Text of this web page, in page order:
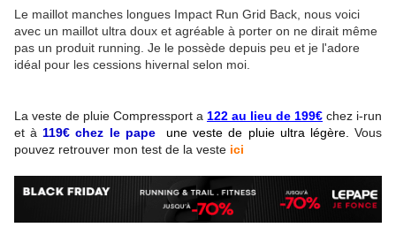
Le maillot manches longues Impact Run Grid Back, nous voici
avec un maillot ultra doux et agréable à porter on ne dirait même
pas un produit running. Je le possède depuis peu et je l'adore
idéal pour les cessions hivernal selon moi.
La veste de pluie Compressport a 122 au lieu de 199€ chez i-run
et à 119€ chez le pape une veste de pluie ultra légère.Vous
pouvez retrouver mon test de la veste ici